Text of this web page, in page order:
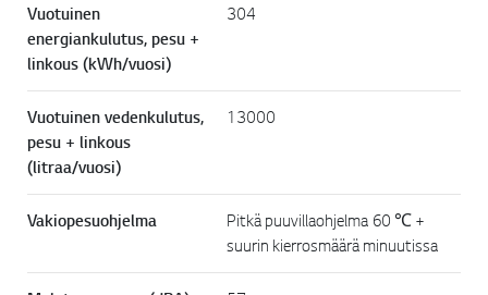
Vuotuinen
energiankulutus, pesu +
linkous (kWh/vuosi)
304
Vuotuinen vedenkulutus,
pesu + linkous
(litraa/vuosi)
13000
Vakiopesuohjelma
Pitkä puuvillaohjelma 60 ℃ +
suurin kierrosmäärä minuutissa